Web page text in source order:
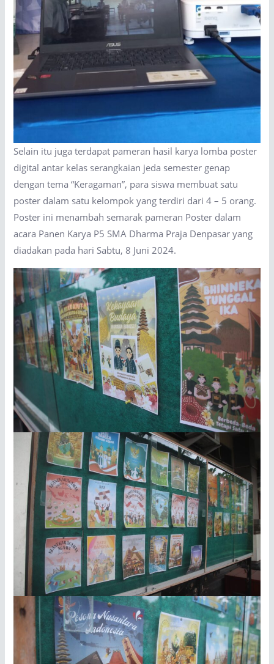
Selain itu juga terdapat pameran hasil karya lomba poster
digital antar kelas serangkaian jeda semester genap
dengan tema “Keragaman”, para siswa membuat satu
poster dalam satu kelompok yang terdiri dari 4 – 5 orang.
Poster ini menambah semarak pameran Poster dalam
acara Panen Karya P5 SMA Dharma Praja Denpasar yang
diadakan pada hari Sabtu, 8 Juni 2024.